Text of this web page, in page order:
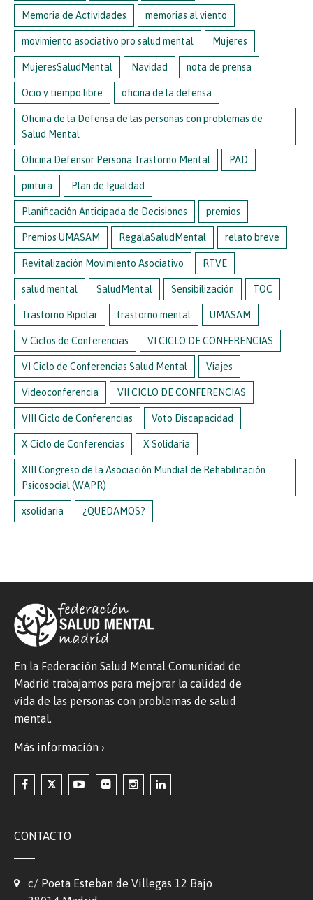
Memoria de Actividades memorias al viento
movimiento asociativo pro salud mental Mujeres
MujeresSaludMental Navidad nota de prensa
Ocio y tiempo libre oficina de la defensa
Oficina de la Defensa de las personas con problemas de
Salud Mental
Oficina Defensor Persona Trastorno Mental PAD
pintura Plan de Igualdad
Planificación Anticipada de Decisiones premios
Premios UMASAM RegalaSaludMental relato breve
Revitalización Movimiento Asociativo RTVE
salud mental SaludMental Sensibilización TOC
Trastorno Bipolar trastorno mental UMASAM
V Ciclos de Conferencias VI CICLO DE CONFERENCIAS
VI Ciclo de Conferencias Salud Mental Viajes
Videoconferencia VII CICLO DE CONFERENCIAS
VIII Ciclo de Conferencias Voto Discapacidad
X Ciclo de Conferencias X Solidaria
XIII Congreso de la Asociación Mundial de Rehabilitación
Psicosocial (WAPR)
xsolidaria ¿QUEDAMOS?
En la Federación Salud Mental Comunidad de
Madrid trabajamos para mejorar la calidad de
vida de las personas con problemas de salud
mental.
Más información ›
CONTACTO
c/ Poeta Esteban de Villegas 12 Bajo